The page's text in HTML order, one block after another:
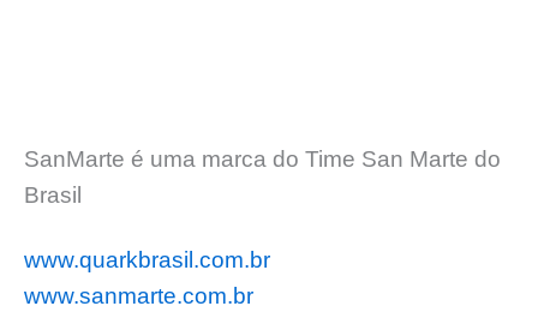
SanMarte é uma marca do Time San Marte do
Brasil
www.quarkbrasil.com.br
www.sanmarte.com.br